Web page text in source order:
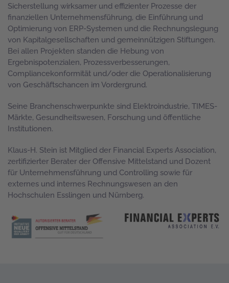
Sicherstellung wirksamer und effizienter Prozesse der
finanziellen Unternehmensführung, die Einführung und
Optimierung von ERP-Systemen und die Rechnungslegung
von Kapitalgesellschaften und gemeinnützigen Stiftungen.
Bei allen Projekten standen die Hebung von
Ergebnispotenzialen, Prozessverbesserungen,
Compliancekonformität und/oder die Operationalisierung
von Geschäftschancen im Vordergrund.
Seine Branchenschwerpunkte sind Elektroindustrie, TIMES-
Märkte, Gesundheitswesen, Forschung und öffentliche
Institutionen.
Klaus-H. Stein ist Mitglied der Financial Experts Association,
zertifizierter Berater der Offensive Mittelstand und Dozent
für Unternehmensführung und Controlling sowie für
externes und internes Rechnungswesen an den
Hochschulen Esslingen und Nürnberg.